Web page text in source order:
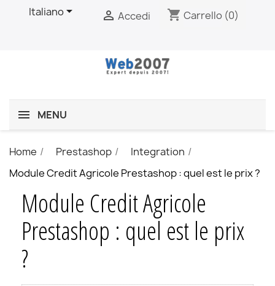
Italiano  Accedi shopping_cart Carrello (0)
MENU
Home Prestashop
Integration
Module Credit Agricole Prestashop : quel est le prix ?
Module Credit Agricole
Prestashop : quel est le prix
?